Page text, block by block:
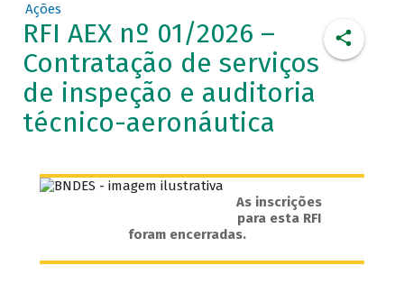
Ações
RFI AEX nº 01/2026 –
Contratação de serviços
de inspeção e auditoria
técnico-aeronáutica
As inscrições
para esta RFI
foram encerradas.